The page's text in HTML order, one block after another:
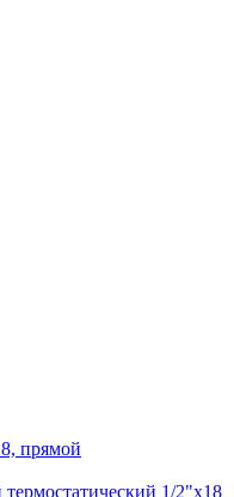
прямой
1/2"x18